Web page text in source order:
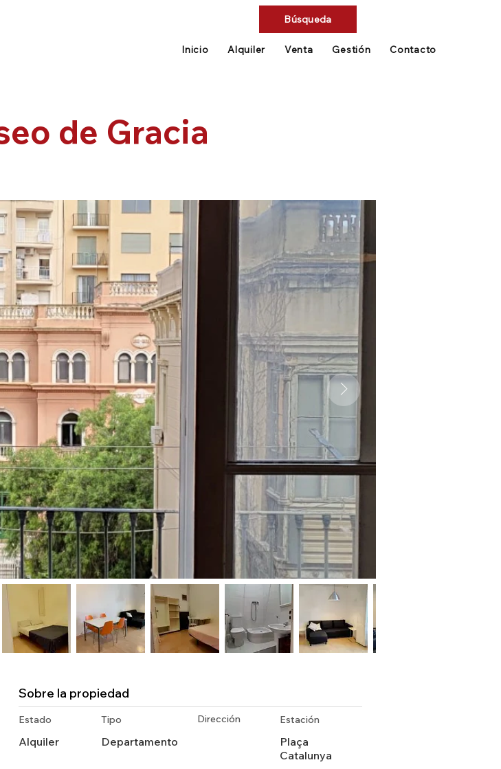
Búsqueda
Inicio Alquiler Venta Gestión Contacto
de Gracia
Sobre la propiedad
Estado
Alquiler
Tipo
Departamento
Dirección Estación
Plaça
Catalunya